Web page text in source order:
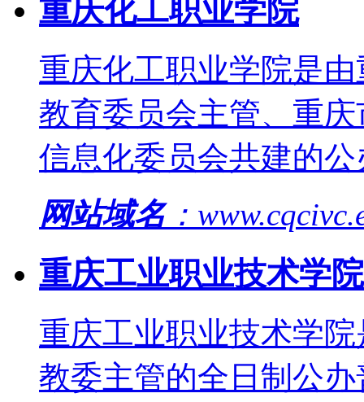
重庆化工职业学院
重庆化工职业学院是
教育委员会主管、重
信息化委员会共建的
网站域名：
重庆工业职业技术学院
重庆工业职业技术学
教委主管的全日制公